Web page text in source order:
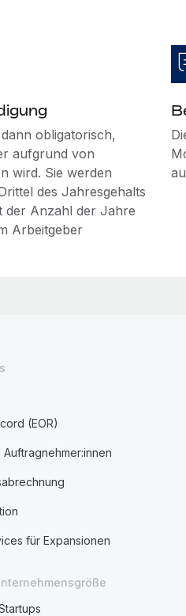
obligatorisch,
aufgrund von
wird. Sie werden
des Jahresgehalts
der Anzahl der Jahre
Arbeitgeber
(EOR)
für Expansionen